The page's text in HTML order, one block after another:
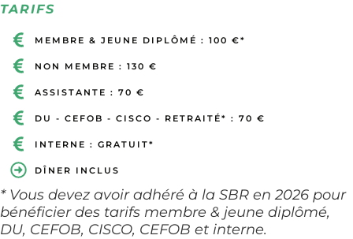
TARIFS
MEMBRE & JEUNE DIPLÔMÉ : 100 €*
NON MEMBRE : 130 €
ASSISTANTE : 70 €
DU - CEFOB - CISCO - RETRAITÉ* : 70 €
INTERNE : GRATUIT*
DÎNER INCLUS
* Vous devez avoir adhéré à la SBR en 2026 pour
bénéficier des tarifs membre & jeune diplômé,
DU, CEFOB, CISCO, CEFOB et interne.